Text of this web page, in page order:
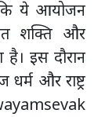
ये आयोजन
शक्ति और
इस दौरान
और राष्ट्र